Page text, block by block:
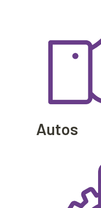
Autos